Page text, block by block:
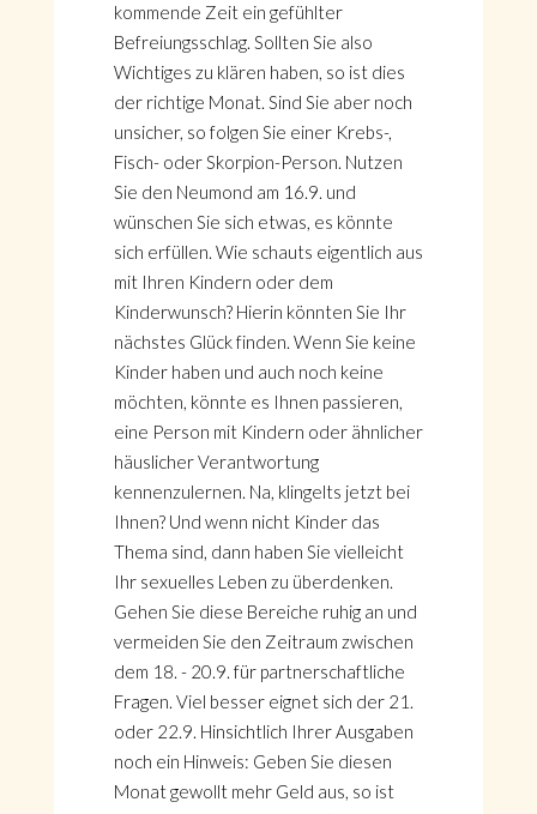
kommende Zeit ein gefühlter
Befreiungsschlag. Sollten Sie also
Wichtiges zu klären haben, so ist dies
der richtige Monat. Sind Sie aber noch
unsicher, so folgen Sie einer Krebs-,
Fisch- oder Skorpion-Person. Nutzen
Sie den Neumond am 16.9. und
wünschen Sie sich etwas, es könnte
sich erfüllen. Wie schauts eigentlich aus
mit Ihren Kindern oder dem
Kinderwunsch? Hierin könnten Sie Ihr
nächstes Glück finden. Wenn Sie keine
Kinder haben und auch noch keine
möchten, könnte es Ihnen passieren,
eine Person mit Kindern oder ähnlicher
häuslicher Verantwortung
kennenzulernen. Na, klingelts jetzt bei
Ihnen? Und wenn nicht Kinder das
Thema sind, dann haben Sie vielleicht
Ihr sexuelles Leben zu überdenken.
Gehen Sie diese Bereiche ruhig an und
vermeiden Sie den Zeitraum zwischen
dem 18. - 20.9. für partnerschaftliche
Fragen. Viel besser eignet sich der 21.
oder 22.9. Hinsichtlich Ihrer Ausgaben
noch ein Hinweis: Geben Sie diesen
Monat gewollt mehr Geld aus, so ist